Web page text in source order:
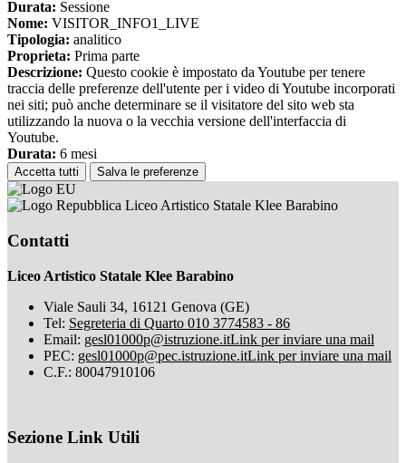
Durata: Sessione
Nome: VISITOR_INFO1_LIVE
Tipologia: analitico
Proprieta: Prima parte
Descrizione: Questo cookie è impostato da Youtube per tenere
traccia delle preferenze dell'utente per i video di Youtube incorporati
nei siti; può anche determinare se il visitatore del sito web sta
utilizzando la nuova o la vecchia versione dell'interfaccia di
Youtube.
Durata: 6 mesi
Accetta tutti Salva le preferenze
Liceo Artistico Statale Klee Barabino
Contatti
Liceo Artistico Statale Klee Barabino
Viale Sauli 34, 16121 Genova (GE)
Tel: Segreteria di Quarto 010 3774583 - 86
Email: gesl01000p@istruzione.itLink per inviare una mail
PEC: gesl01000p@pec.istruzione.itLink per inviare una mail
C.F.: 80047910106
Sezione Link Utili